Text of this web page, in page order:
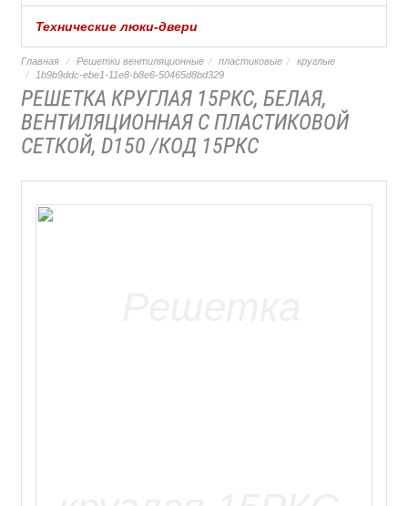
Технические люки-двери
Главная Решетки вентиляционные пластиковые
круглые
1b9b9ddc-ebe1-11e8-b8e6-50465d8bd329
РЕШЕТКА КРУГЛАЯ 15РКС, БЕЛАЯ,
ВЕНТИЛЯЦИОННАЯ С ПЛАСТИКОВОЙ
СЕТКОЙ, D150 /КОД 15РКС